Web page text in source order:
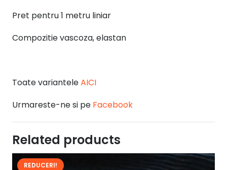
Pret pentru 1 metru liniar
Compozitie vascoza, elastan
Toate varianteleAICI
Urmareste-ne si pe Facebook
Related products
REDUCERI!